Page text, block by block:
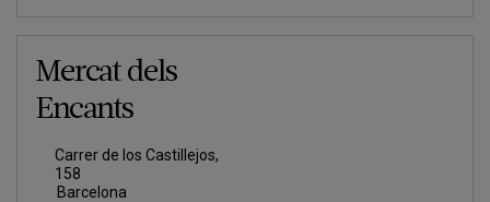
Mercat dels
Encants
Carrer de los Castillejos,
158
Barcelona